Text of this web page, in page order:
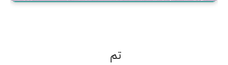
تم